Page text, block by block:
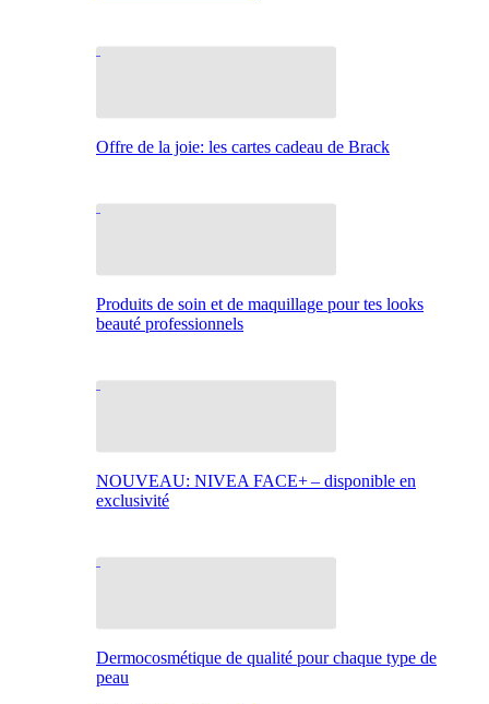
Offre de la joie: les cartes cadeau de Brack
Produits de soin et de maquillage pour tes looks
beauté professionnels
NOUVEAU: NIVEA FACE+ – disponible en
exclusivité
Dermocosmétique de qualité pour chaque type de
peau